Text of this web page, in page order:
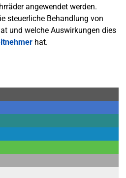
angewendet werden.
steuerliche Behandlung von
und welche Auswirkungen dies
hat.